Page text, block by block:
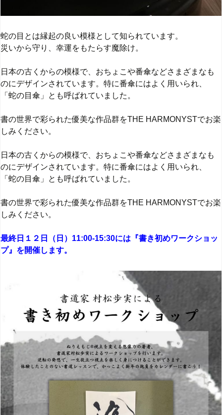
蛇の目とは縁起の良い模様として知られています。
災いから守り、幸運をもたらす魔除け。
日本の古くからの模様で、おちょこや番傘などさまざまなも
のにデザインされています。特に番傘にはよく用いられ、
「蛇の目傘」とも呼ばれていました。
書の世界で彩られた優美な作品群をTHE HARMONYSTでお楽
しみください。
日本の古くからの模様で、おちょこや番傘などさまざまなも
のにデザインされています。特に番傘にはよく用いられ、
「蛇の目傘」とも呼ばれていました。
書の世界で彩られた優美な作品群をTHE HARMONYSTでお楽
しみください。
最終日１２日（日）11:00-15:30には『書き初めワークショッ
プ』を開催します。